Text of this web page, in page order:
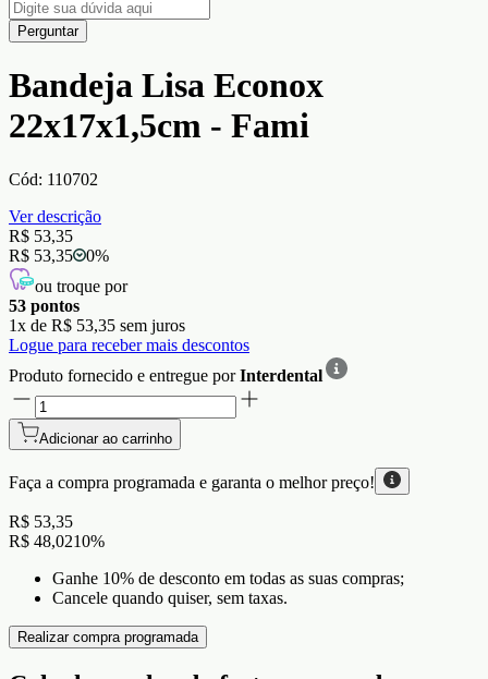
Perguntar
Bandeja Lisa Econox
22x17x1,5cm - Fami
Cód: 110702
Ver descrição
R$ 53,35
R$ 53,35
0%
ou troque por
53 pontos
1x de R$ 53,35 sem juros
Logue para receber mais descontos
Produto fornecido e entregue porInterdental
Adicionar ao carrinho
Faça a compra programada e garanta o melhor preço!
R$ 53,35
R$ 48,0210%
Ganhe 10% de desconto em todas as suas compras;
Cancele quando quiser, sem taxas.
Realizar compra programada